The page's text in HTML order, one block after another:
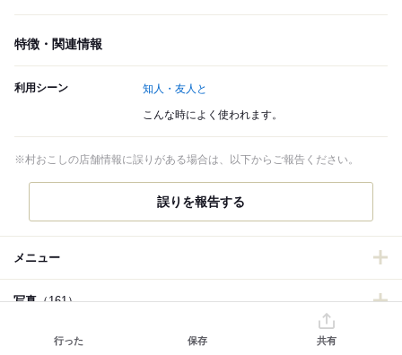
特徴・関連情報
利用シーン 知人・友人と
こんな時によく使われます。
※村おこしの店舗情報に誤りがある場合は、以下からご報告ください。
誤りを報告する
メニュー
写真（161）
（15）
行った 保存 共有